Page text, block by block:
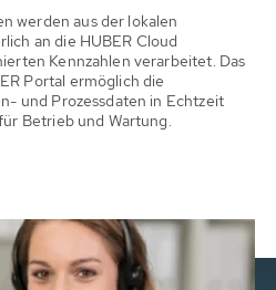
werden aus der lokalen
an die HUBER Cloud
Kennzahlen verarbeitet. Das
Portal ermöglich die
und Prozessdaten in Echtzeit
Betrieb und Wartung.